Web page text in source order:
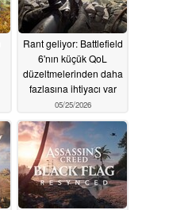
Rant geliyor: Battlefield
6'nın küçük QoL
düzeltmelerinden daha
fazlasına ihtiyacı var
05/25/2026